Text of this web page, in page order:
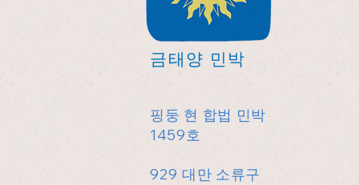
금태양 민박
핑둥 현 합법 민박
1459호
929 대만 소류구